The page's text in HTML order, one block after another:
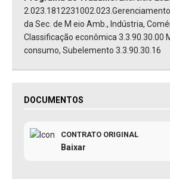
da Sec. de M eio Amb., Indústria,
Classificação econômica 3.3.90.30.00
consumo, Subelemento 3.3.90.30.16
DOCUMENTOS
CONTRATO ORIGINAL
Baixar